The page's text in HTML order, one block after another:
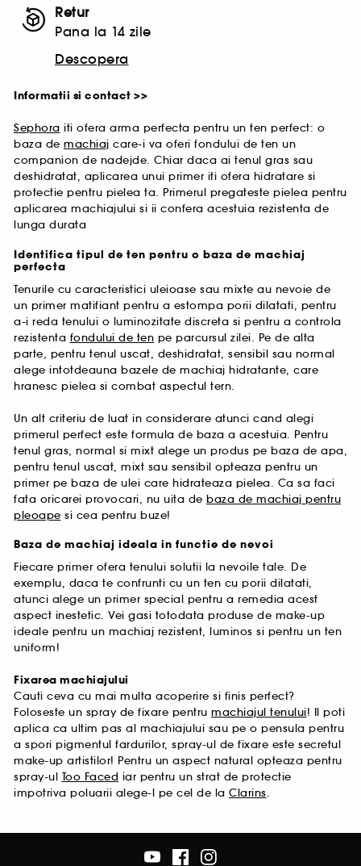
Retur
Pana la 14 zile
Descopera
Informatii si contact >>
Sephora iti ofera arma perfecta pentru un ten perfect: o
baza de machiaj care-i va oferi fondului de ten un
companion de nadejde. Chiar daca ai tenul gras sau
deshidratat, aplicarea unui primer iti ofera hidratare si
protectie pentru pielea ta. Primerul pregateste pielea pentru
aplicarea machiajului si ii confera acestuia rezistenta de
lunga durata
Identifica tipul de ten pentru o baza de machiaj
perfecta
Tenurile cu caracteristici uleioase sau mixte au nevoie de
un primer matifiant pentru a estompa porii dilatati, pentru
a-i reda tenului o luminozitate discreta si pentru a controla
rezistenta fondului de ten pe parcursul zilei. Pe de alta
parte, pentru tenul uscat, deshidratat, sensibil sau normal
alege intotdeauna bazele de machiaj hidratante, care
hranesc pielea si combat aspectul tern.
Un alt criteriu de luat in considerare atunci cand alegi
primerul perfect este formula de baza a acestuia. Pentru
tenul gras, normal si mixt alege un produs pe baza de apa,
pentru tenul uscat, mixt sau sensibil opteaza pentru un
primer pe baza de ulei care hidrateaza pielea. Ca sa faci
fata oricarei provocari, nu uita de baza de machiaj pentru
pleoape si cea pentru buze!
Baza de machiaj ideala in functie de nevoi
Fiecare primer ofera tenului solutii la nevoile tale. De
exemplu, daca te confrunti cu un ten cu porii dilatati,
atunci alege un primer special pentru a remedia acest
aspect inestetic. Vei gasi totodata produse de make-up
ideale pentru un machiaj rezistent, luminos si pentru un ten
uniform!
Fixarea machiajului
Cauti ceva cu mai multa acoperire si finis perfect?
Foloseste un spray de fixare pentru machiajul tenului! Il poti
aplica ca ultim pas al machiajului sau pe o pensula pentru
a spori pigmentul fardurilor, spray-ul de fixare este secretul
make-up artistilor! Pentru un aspect natural opteaza pentru
spray-ul Too Faced iar pentru un strat de protectie
impotriva poluarii alege-l pe cel de la Clarins.